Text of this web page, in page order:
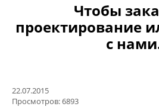
Чтобы
проектирование
с
22.07.2015
Просмотров: 6893